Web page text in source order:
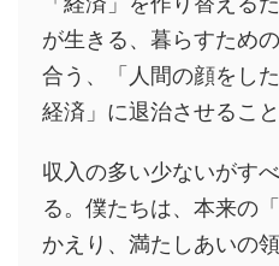
が生きる、暮らすため
合う、「人間の顔をし
経済」に退治させること
収入の多い少ないがす
る。僕たちは、本来の
かえり、満たしあいの